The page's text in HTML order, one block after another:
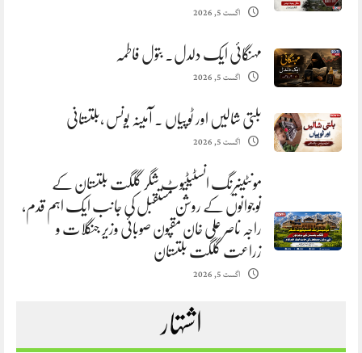
اگست 5, 2026
مہنگائی ایک دلدل. بتول فاطمہ
اگست 5, 2026
بلتی شالیں اور ٹوپیاں . آمینہ یونس ،بلتستانی
اگست 5, 2026
مونٹینیرنگ انسٹیٹیوٹ شگر گلگت بلتستان کے
نوجوانوں کے روشن مستقبل کی جانب ایک اہم قدم،
راجہ ناصر علی خان مقپون صوبائی وزیر جنگلات و
زراعت گلگت بلتستان
اگست 5, 2026
اشتہار